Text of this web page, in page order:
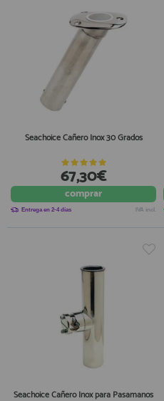
Seachoice Cañero Inox 30 Grados
67,30€
comprar
Entrega en 2-4 días IVA incl.
Seachoice Cañero Inox para Pasamanos